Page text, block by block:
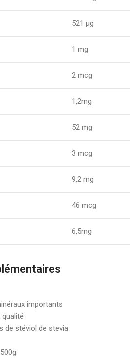
521 µg
1 mg
2 mcg
1,2mg
52 mg
3 mcg
9,2 mg
46 mcg
6,5mg
importants
de stéviol de stevia